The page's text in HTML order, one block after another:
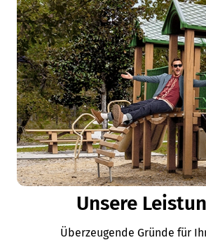
Unsere
Überzeugende Gründe für